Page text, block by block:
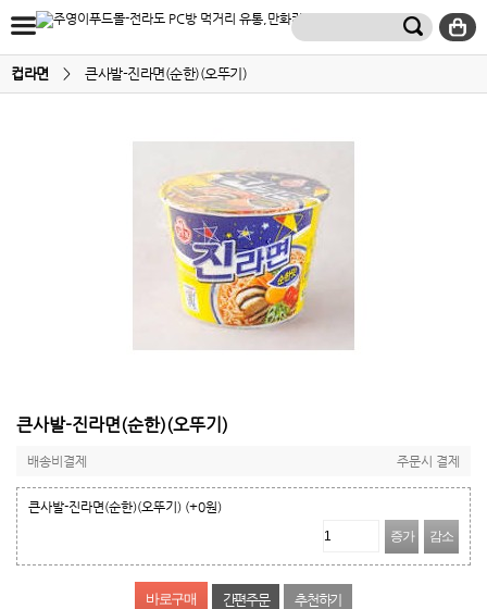
컵라면 > 큰사발-진라면(순한)(오뚜기)
큰사발-진라면(순한)(오뚜기)
배송비결제 주문시 결제
큰사발-진라면(순한)(오뚜기) (+0원)
증가
감소
간편주문 추천하기